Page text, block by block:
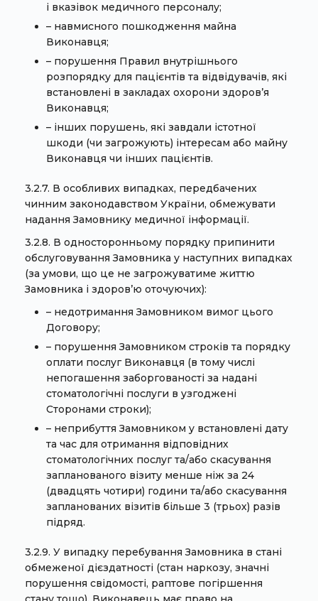
і вказівок медичного персоналу;
– навмисного пошкодження майна
Виконавця;
– порушення Правил внутрішнього
розпорядку для пацієнтів та відвідувачів, які
встановлені в закладах охорони здоров’я
Виконавця;
– інших порушень, які завдали істотної
шкоди (чи загрожують) інтересам або майну
Виконавця чи інших пацієнтів.
3.2.7. В особливих випадках, передбачених
чинним законодавством України, обмежувати
надання Замовнику медичної інформації.
3.2.8. В односторонньому порядку припинити
обслуговування Замовника у наступних випадках
(за умови, що це не загрожуватиме життю
Замовника і здоров’ю оточуючих):
– недотримання Замовником вимог цього
Договору;
– порушення Замовником строків та порядку
оплати послуг Виконавця (в тому числі
непогашення заборгованості за надані
стоматологічні послуги в узгоджені
Сторонами строки);
– неприбуття Замовником у встановлені дату
та час для отримання відповідних
стоматологічних послуг та/або скасування
запланованого візиту менше ніж за 24
(двадцять чотири) години та/або скасування
запланованих візитів більше 3 (трьох) разів
підряд.
3.2.9. У випадку перебування Замовника в стані
обмеженої дієздатності (стан наркозу, значні
порушення свідомості, раптове погіршення